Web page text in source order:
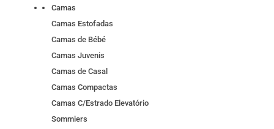
Camas
Camas Estofadas
Camas de Bébé
Camas Juvenis
Camas de Casal
Camas Compactas
Camas C/Estrado Elevatório
Sommiers